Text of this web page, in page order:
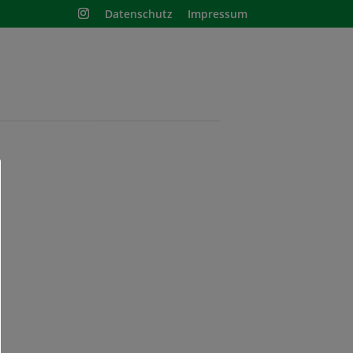
Datenschutz Impressum